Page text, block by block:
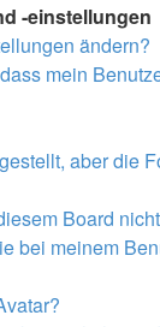
-einstellungen
ändern?
mein
aber die
Board
bei meinem